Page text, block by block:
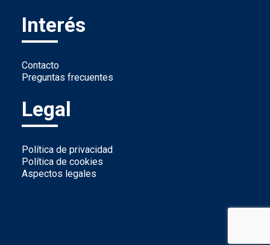
Interés
Contacto
Preguntas frecuentes
Legal
Política de privacidad
Política de cookies
Aspectos legales